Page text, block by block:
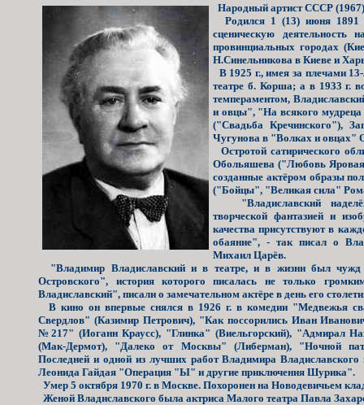
Народный артист СССР
Родился 1 (13) июня 1891
сценическую
провинциальных городах
Н.Синельникова в Киеве и
В 1925 г., имея за плечами
театре б. Корша; а в 1933 г.
темпераментом,
и овцы", "На всякого
("Свадьба Кречинского"),
Чугунова в "Волках и овцах"
Остротой сатирического
Обольяшева ("Любовь
созданные актёром образы
("Бойцы", "Великая сила"
"Владиславский
творческой фантазией и
качества присутствуют в
обаяние", - так писал о
Михаил Царёв.
"Владимир Владиславский и в театре, и в жизни был
Островского", история которого писалась не только
Владиславский", писали о замечательном актёре в день его
В кино он впервые снялся в 1926 г. в комедии "Медвежья
Свердлов" (Казимир Петрович), "Как поссорились Иван
№217" (Иоганн Краусс), "Глинка" (Виельгорский), "Адмирал
(Мак-Дермот), "Далеко от Москвы" (Либерман), "Ночной
Последней и одной из лучших работ Владимира
Леонида Гайдая "Операция "Ы" и другие приключения Шурика".
Умер 5 октября 1970 г. в Москве. Похоронен на Новодевичьем
Женой Владиславского была актриса Малого театра Павла